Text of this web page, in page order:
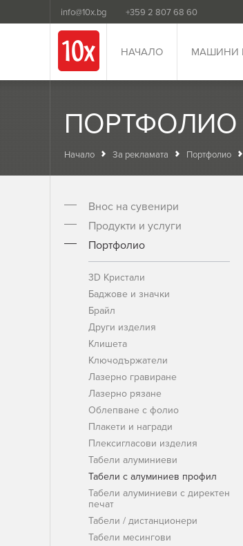
info@10x.bg +359 2 807 68 60
НАЧАЛО МАШИНИ
ПОРТФОЛИО
Начало За рекламата Портфолио
Внос на сувенири
Продукти и услуги
Портфолио
3D Кристали
Баджове и значки
Брайл
Други изделия
Клишета
Ключодържатели
Лазерно гравиране
Лазерно рязане
Облепване с фолио
Плакети и награди
Плексигласови изделия
Табели алуминиеви
Табели с алуминиев профил
Табели алуминиеви с директен
печат
Табели / дистанционери
Табели месингови